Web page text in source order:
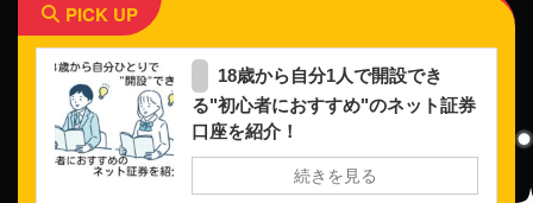
PICK UP
18歳から自分1人で開設でき
る"初心者におすすめ"のネット証券
口座を紹介！
続きを見る